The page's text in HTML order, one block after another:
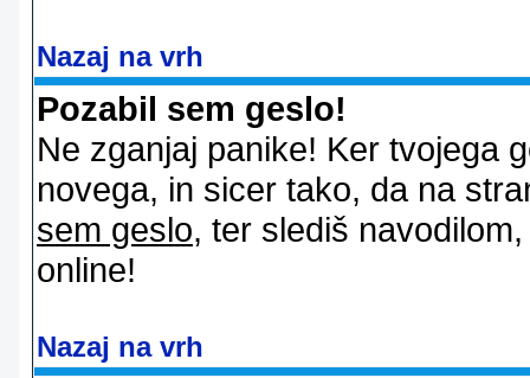
Nazaj na vrh
Pozabil sem geslo!
Ne zganjaj panike! Ker tvojega
novega, in sicer tako, da na
sem geslo, ter slediš
online!
Nazaj na vrh